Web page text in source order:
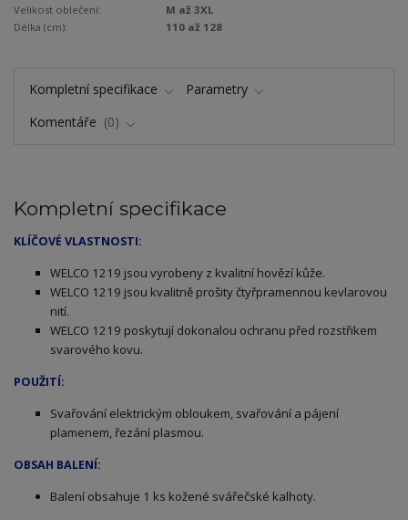
Velikost oblečení:
M až 3XL
Délka (cm):
110 až 128
Kompletní specifikace
Parametry
Komentáře
0
Kompletní specifikace
KLÍČOVÉ VLASTNOSTI:
WELCO 1219 jsou vyrobeny z kvalitní hovězí kůže.
WELCO 1219 jsou kvalitně prošity čtyřpramennou kevlarovou
nití.
WELCO 1219 poskytují dokonalou ochranu před rozstřikem
svarového kovu.
POUŽITÍ:
Svařování elektrickým obloukem, svařování a pájení
plamenem, řezání plasmou.
OBSAH BALENÍ:
Balení obsahuje 1 ks kožené svářečské kalhoty.